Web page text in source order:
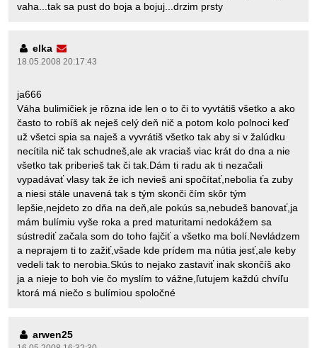
vaha...tak sa pust do boja a bojuj...drzim prsty
elka
18.05.2008 20:17:43
ja666
Váha bulimičiek je rôzna ide len o to či to vyvtátiš všetko a ako
často to robíš ak neješ celý deň nič a potom kolo polnoci keď
už všetci spia sa naješ a vyvrátiš všetko tak aby si v žalúdku
necítila nič tak schudneš,ale ak vraciaš viac krát do dna a nie
všetko tak priberieš tak či tak.Dám ti radu ak ti nezačali
vypadávať vlasy tak že ich nevieš ani spočítať,nebolia ťa zuby
a niesi stále unavená tak s tým skonči čím skôr tým
lepšie,nejdeto zo dňa na deň,ale pokús sa,nebudeš banovať,ja
mám bulímiu vyše roka a pred maturitami nedokážem sa
sústrediť začala som do toho fajčiť a všetko ma bolí.Nevládzem
a neprajem ti to zažiť,všade kde prídem ma nútia jesť,ale keby
vedeli tak to nerobia.Skús to nejako zastaviť inak skončíš ako
ja a nieje to boh vie čo myslím to vážne,ľutujem každú chvíľu
ktorá má niečo s bulímiou spoločné
arwen25